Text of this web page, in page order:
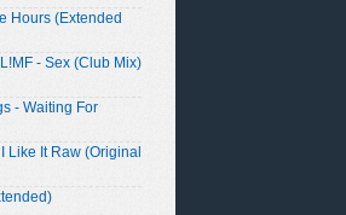
Hours (Extended
- Sex (Club Mix)
- Waiting For
Like It Raw (Original